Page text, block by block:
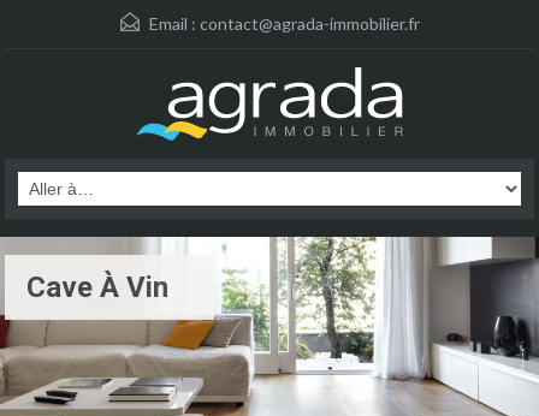
Email : contact@agrada-immobilier.fr
Cave À Vin